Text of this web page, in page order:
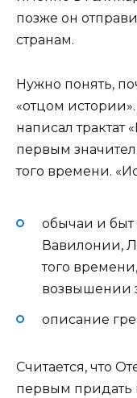
позже он
странам.
Нужно понять,
«отцом
написал трактат
первым
того времени.
обычаи и быт
Вавилонии,
того
возвышении
описание
Считается, что
первым придать